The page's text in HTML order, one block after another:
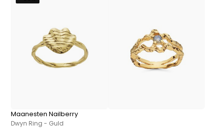
Maanesten Nailberry
Dwyn Ring - Guld